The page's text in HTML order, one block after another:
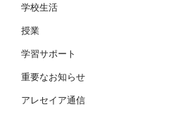
学校生活
授業
学習サポート
重要なお知らせ
アレセイア通信